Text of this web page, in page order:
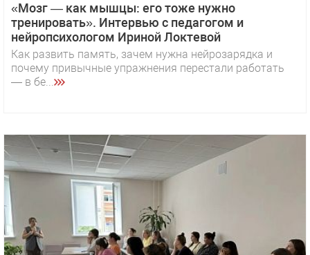
«Мозг — как мышцы: его тоже нужно
тренировать». Интервью с педагогом и
нейропсихологом Ириной Локтевой
Как развить память, зачем нужна нейрозарядка и
почему привычные упражнения перестали работать
— в бе...